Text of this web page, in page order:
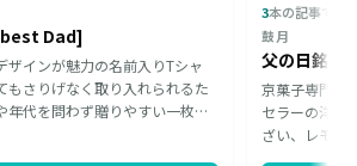
Dad]
ザインが魅力の名前入りTシャ
もさりげなく取り入れられるた
年代を問わず贈りやすい一枚で
3本の記事で選
鼓月
父の日銘菓
京菓子専門店
セラーの洋風
ざい、レモン